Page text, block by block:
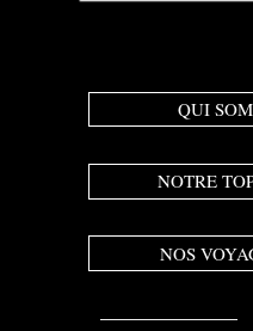
QUI
NOTRE
NOS